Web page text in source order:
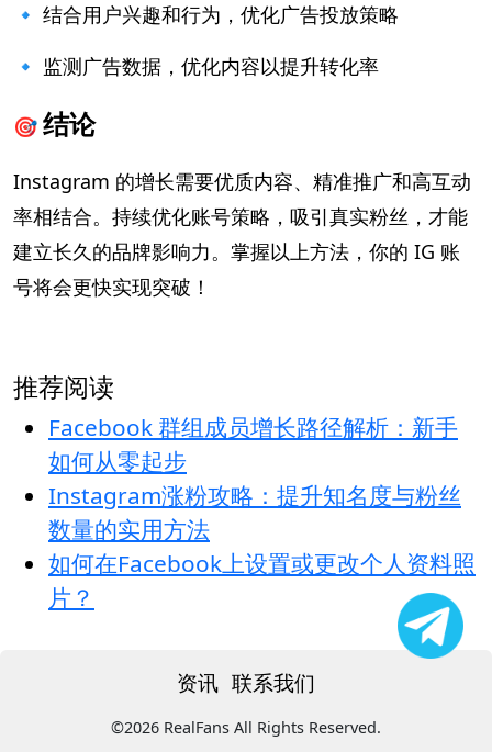
🔹 结合用户兴趣和行为，优化广告投放策略
🔹 监测广告数据，优化内容以提升转化率
🎯 结论
Instagram 的增长需要优质内容、精准推广和高互动
率相结合。持续优化账号策略，吸引真实粉丝，才能
建立长久的品牌影响力。掌握以上方法，你的 IG 账
号将会更快实现突破！
推荐阅读
Facebook 群组成员增长路径解析：新手
如何从零起步
Instagram涨粉攻略：提升知名度与粉丝
数量的实用方法
如何在Facebook上设置或更改个人资料照
片？
资讯 联系我们
©2026 RealFans All Rights Reserved.